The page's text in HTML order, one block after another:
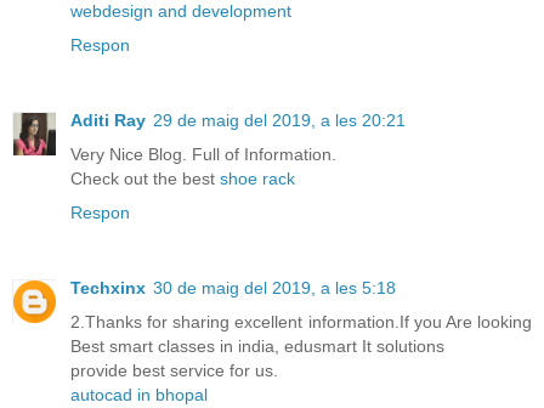
webdesign and development
Respon
Aditi Ray 29 de maig del 2019, a les 20:21
Very Nice Blog. Full of Information.
Check out the best shoe rack
Respon
Techxinx 30 de maig del 2019, a les 5:18
2.Thanks for sharing excellent information.If you Are looking
Best smart classes in india, edusmart It solutions
provide best service for us.
autocad in bhopal